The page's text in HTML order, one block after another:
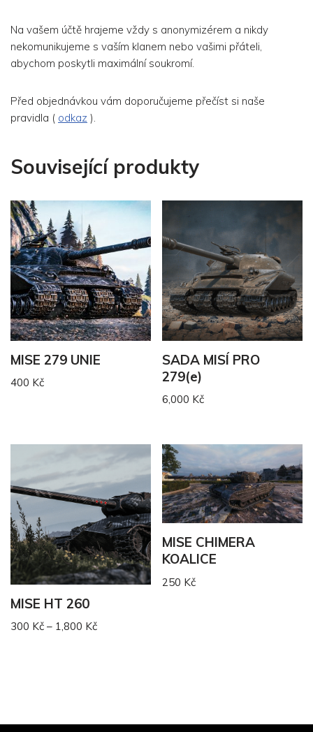
Na vašem účtě hrajeme vždy s anonymizérem a nikdy
nekomunikujeme s vaším klanem nebo vašimi přáteli,
abychom poskytli maximální soukromí.
Před objednávkou vám doporučujeme přečíst si naše
pravidla ( odkaz ).
Související produkty
MISE 279 UNIE
400 Kč
SADA MISÍ PRO
279(e)
6,000 Kč
MISE HT 260
300 Kč – 1,800 Kč
MISE CHIMERA
KOALICE
250 Kč